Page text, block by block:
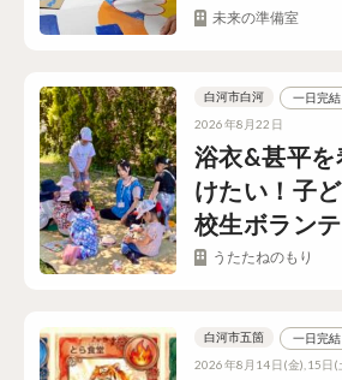
未来の準備室
浴衣&甚平を
けたい！子
校生ボラン
白河市白河
一日完結
2026年8月22日
うたたねのもり
白河市五箇
一日完結
2026年8月14日(金),15日(